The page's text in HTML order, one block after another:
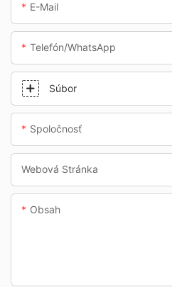
E-Mail
Telefón/whatsApp
Súbor
Spoločnosť
Webová Stránka
Obsah